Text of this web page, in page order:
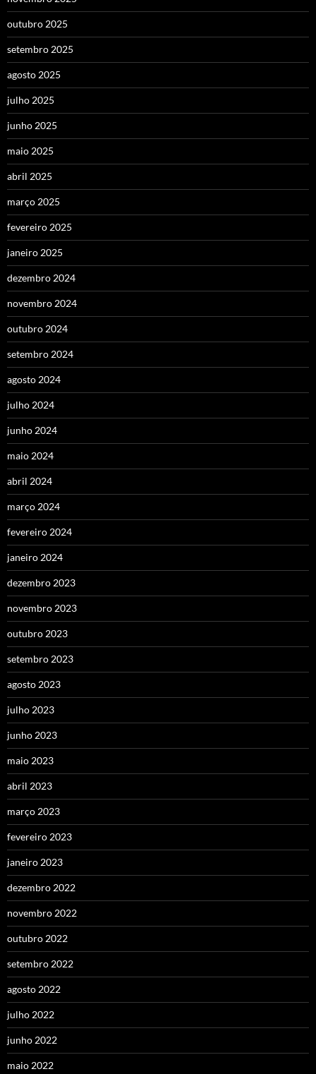
outubro 2025
setembro 2025
agosto 2025
julho 2025
junho 2025
maio 2025
abril 2025
março 2025
fevereiro 2025
janeiro 2025
dezembro 2024
novembro 2024
outubro 2024
setembro 2024
agosto 2024
julho 2024
junho 2024
maio 2024
abril 2024
março 2024
fevereiro 2024
janeiro 2024
dezembro 2023
novembro 2023
outubro 2023
setembro 2023
agosto 2023
julho 2023
junho 2023
maio 2023
abril 2023
março 2023
fevereiro 2023
janeiro 2023
dezembro 2022
novembro 2022
outubro 2022
setembro 2022
agosto 2022
julho 2022
junho 2022
maio 2022